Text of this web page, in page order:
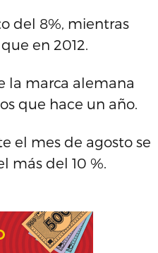
del 8%, mientras
en 2012.
la marca alemana
que hace un año.
el mes de agosto se
más del 10 %.